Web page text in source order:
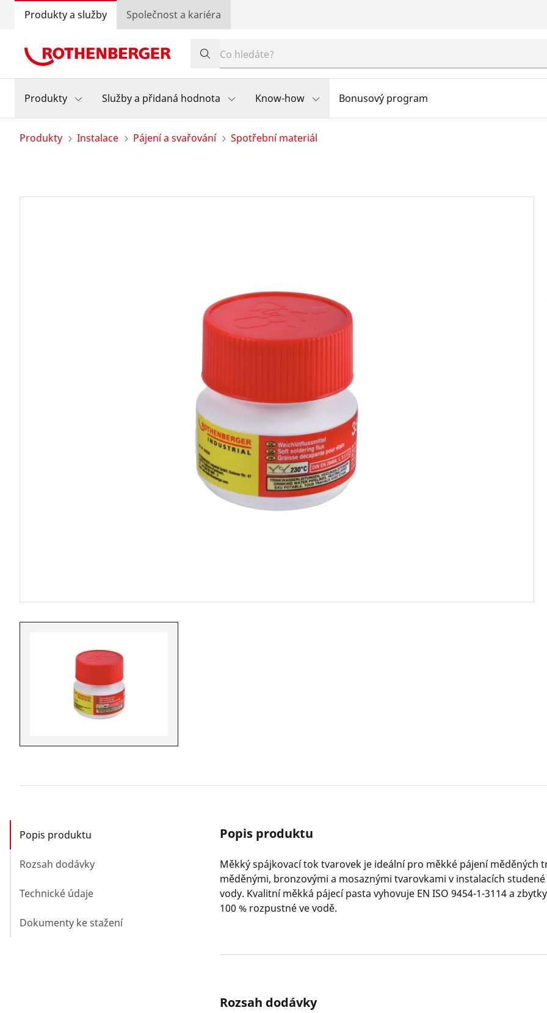
Produkty a služby Společnost a kariéra
Produkty Služby a přidaná hodnota Know-how Bonusový program
Produkty Instalace Pájení a svařování Spotřební materiál
Popis produktu
Rozsah dodávky
Technické údaje
Dokumenty ke stažení
Popis produktu
Měkký spájkovací tok tvarovek je ideální pro měkké pájení měděných
měděnými, bronzovými a mosaznými tvarovkami v instalacích
vody. Kvalitní měkká pájecí pasta vyhovuje EN ISO 9454-1-3114 a
100 % rozpustné ve vodě.
Rozsah dodávky